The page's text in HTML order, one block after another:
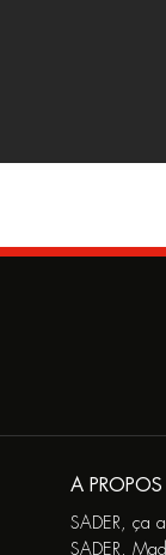
A PROPOS
SADER, ça
SADER,